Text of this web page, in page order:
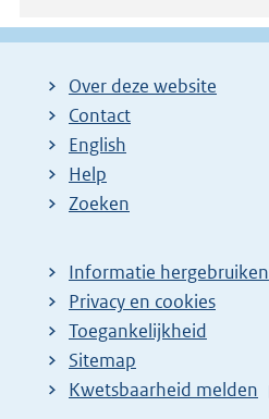
Over deze website
Contact
English
Help
Zoeken
Informatie hergebruiken
Privacy en cookies
Toegankelijkheid
Sitemap
E
Kwetsbaarheid melden